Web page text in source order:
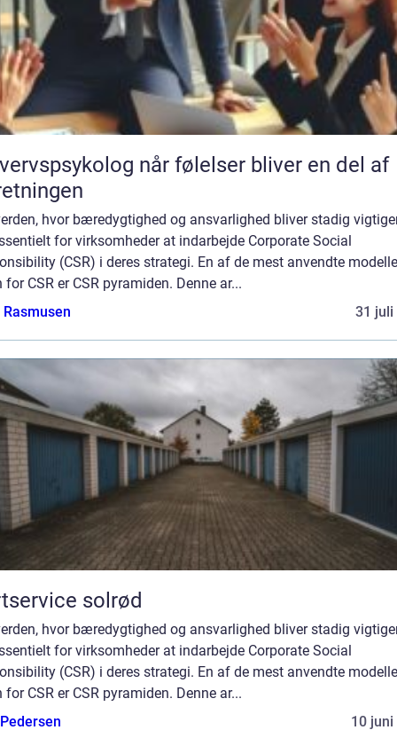
når følelser bliver en del af
hvor bæredygtighed og ansvarlighed bliver stadig
for virksomheder at indarbejde Corporate Social
(CSR) i deres strategi. En af de mest anvendte
for CSR er CSR pyramiden. Denne ar...
31 juli
solrød
hvor bæredygtighed og ansvarlighed bliver stadig
for virksomheder at indarbejde Corporate Social
(CSR) i deres strategi. En af de mest anvendte
for CSR er CSR pyramiden. Denne ar...
10 juni